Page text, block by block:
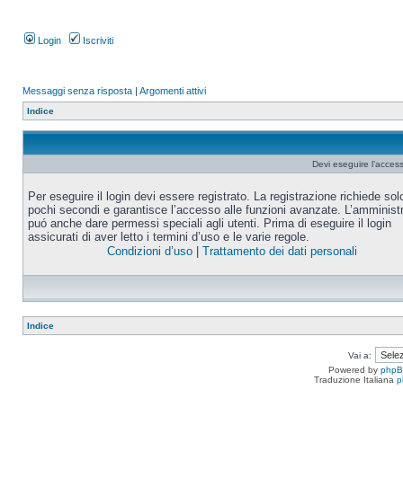
Login Iscriviti
Messaggi senza risposta | Argomenti attivi
Indice
Devi eseguire
Per eseguire il login devi essere registrato. La registrazione richiede
pochi secondi e garantisce l’accesso alle funzioni avanzate.
puó anche dare permessi speciali agli utenti. Prima di eseguire il login
assicurati di aver letto i termini d’uso e le varie regole.
Condizioni d’uso| Trattamento dei dati personali
Indice
Vai a:
Powered by
Traduzione Italiana